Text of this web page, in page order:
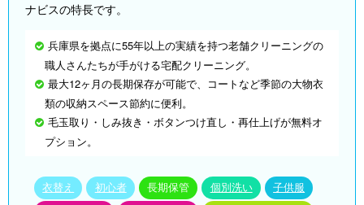
ナビスの特長です。
兵庫県を拠点に55年以上の実績を持つ老舗クリーニングの
職人さんたちが手がける宅配クリーニング。
最大12ヶ月の長期保存が可能で、コートなど季節の大物衣
類の収納スペース節約に便利。
毛玉取り・しみ抜き・ボタンつけ直し・再仕上げが無料オ
プション。
衣替え 初心者 長期保管 個別洗い 子供服